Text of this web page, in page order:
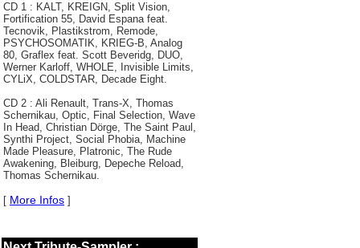
CD 1 : KALT, KREIGN, Split Vision,
Fortification 55, David Espana feat.
Tecnovik, Plastikstrom, Remode,
PSYCHOSOMATIK, KRIEG-B, Analog
80, Graflex feat. Scott Beveridg, DUO,
Werner Karloff, WHOLE, Invisible Limits,
CYLiX, COLDSTAR, Decade Eight.
CD 2 : Ali Renault, Trans-X, Thomas
Schernikau, Optic, Final Selection, Wave
In Head, Christian Dörge, The Saint Paul,
Synthi Project, Social Phobia, Machine
Made Pleasure, Platronic, The Rude
Awakening, Bleiburg, Depeche Reload,
Thomas Schernikau.
[ More Infos ]